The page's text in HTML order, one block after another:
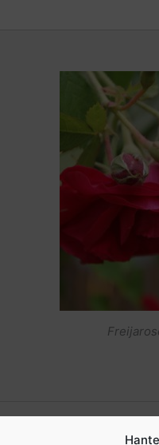
Facebookgrupp för